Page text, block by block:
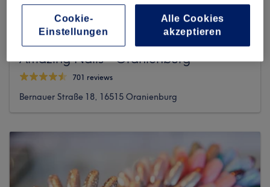
Amazing Nails - Oranienburg
701 reviews
Bernauer Straße 18, 16515 Oranienburg
Cookie-
Einstellungen
Alle Cookies
akzeptieren